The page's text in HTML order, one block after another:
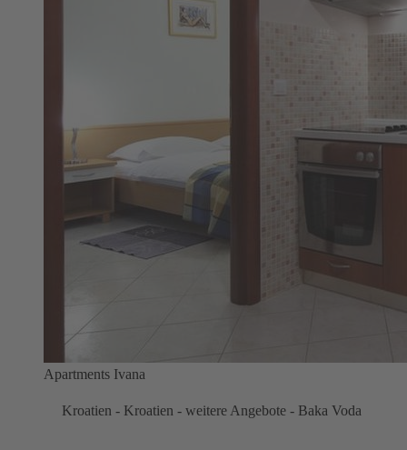
Apartments Ivana
Kroatien - Kroatien - weitere Angebote - Baka Voda